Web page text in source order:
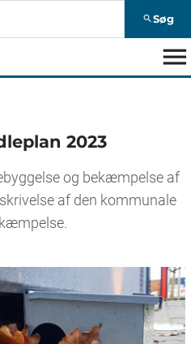
search Søg
menu
2023
og bekæmpelse af
af den kommunale